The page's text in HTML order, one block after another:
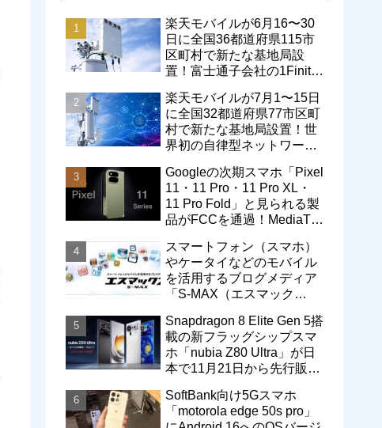
楽天モバイルが6月16〜30
日に全国36都道府県115市
区町村で新たな基地局設
置！富士通子会社の1Finity
エリアが拡大
楽天モバイルが7月1〜15日
に全国32都道府県77市区町
村で新たな基地局設置！世
界初の自律型ネットワーク
通信品質も改善
Googleの次期スマホ「Pixel
11・11 Pro・11 Pro XL・
11 Pro Fold」と見られる製
品がFCCを通過！MediaTek
スマートフォン（スマホ）
やケータイなどのモバイル
を活用するブログメディア
「S-MAX（エスマック
Snapdragon 8 Elite Gen 5搭
載の新フラッグシップスマ
ホ「nubia Z80 Ultra」が日
本で11月21日から先行販
SoftBank向け5Gスマホ
「motorola edge 50s pro」